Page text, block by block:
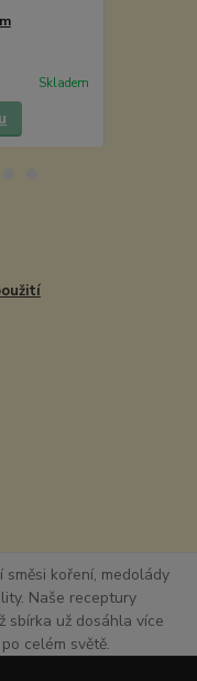
Skladem
koření, medolády
Naše receptury
sbírka už dosáhla více
celém světě.